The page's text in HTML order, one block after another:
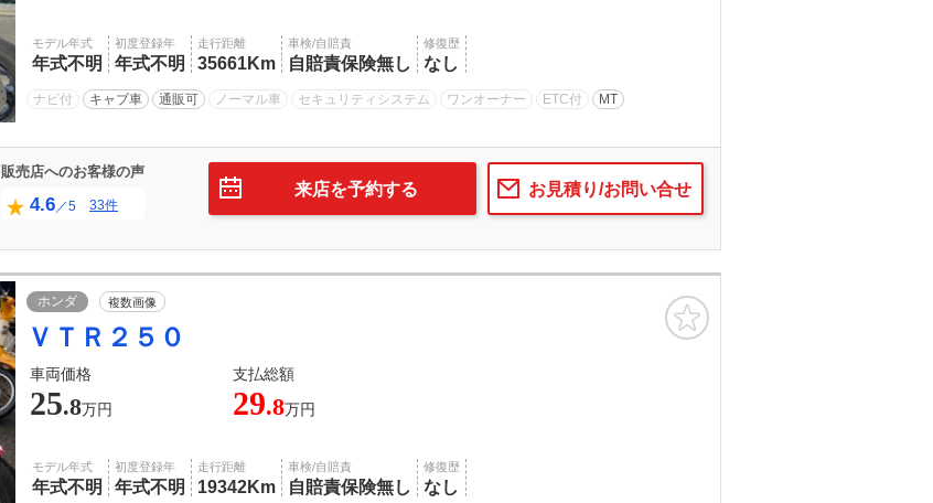
モデル年式
年式不明
初度登録年
年式不明
走行距離
35661Km
車検/自賠責
自賠責保険無し
修復歴
なし
ナビ付 キャブ車 通販可 ノーマル車 セキュリティシステム ワンオーナー ETC付 MT
販売店へのお客様の声
4.6／5 33件
お見積り/お問い合せ
来店を予約する
ホンダ 複数画像
ＶＴＲ２５０
車両価格 支払総額
25.8万円 29.8万円
モデル年式
年式不明
初度登録年
年式不明
走行距離
19342Km
車検/自賠責
自賠責保険無し
修復歴
なし